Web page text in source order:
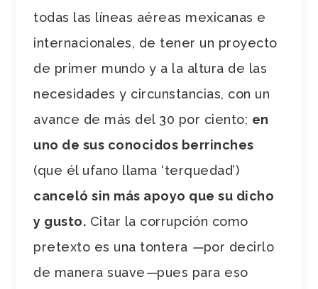
todas las líneas aéreas mexicanas e
internacionales, de tener un proyecto
de primer mundo y a la altura de las
necesidades y circunstancias, con un
avance de más del 30 por ciento; en
uno de sus conocidos berrinches
(que él ufano llama ‘terquedad’)
canceló sin más apoyo que su dicho
y gusto. Citar la corrupción como
pretexto es una tontera —por decirlo
de manera suave—pues para eso